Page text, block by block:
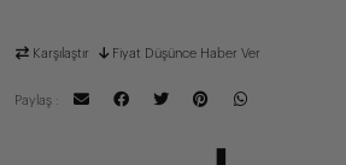
Karşılaştır Fiyat Düşünce Haber Ver
Paylaş :